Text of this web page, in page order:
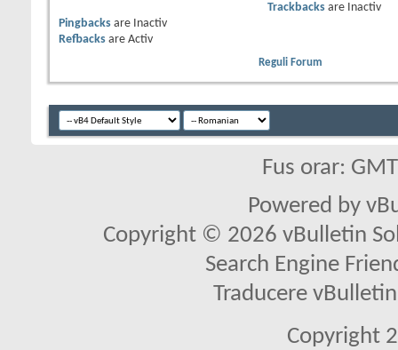
Trackbacksare
Inactiv
Pingbacks are
Inactiv
Refbacks are Activ
Reguli Forum
Fus orar:
Powered by
Copyright © 2026 vBulletin
Search Engine
Traducere
Copyright